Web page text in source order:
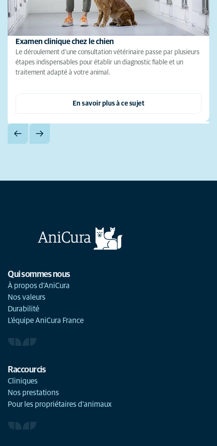
Examen clinique chez le chien
Le déroulement d’une consultation vétérinaire passe par plusieurs
étapes indispensables pour établir un diagnostic fiable et un
traitement adapté à votre animal.
En savoir plus à ce sujet
Qui sommes nous
À propos d'AniCura
Nos valeurs
Durabilité
L'équipe AniCura France
Raccourcis
Cliniques
Nos prestations
Pour les propriétaires d'animaux